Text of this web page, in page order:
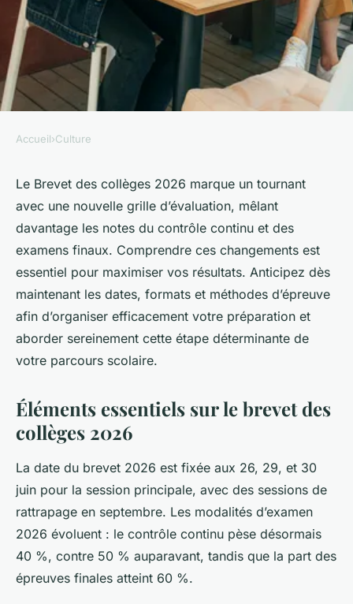
Brevet des collèges 2026 :
préparez votre réussite dès
maintenant
Edouard• 21 octobre 2025•6 min de lecture
Accueil›Culture
Le Brevet des collèges 2026 marque un tournant
avec une nouvelle grille d’évaluation, mêlant
davantage les notes du contrôle continu et des
examens finaux. Comprendre ces changements est
essentiel pour maximiser vos résultats. Anticipez dès
maintenant les dates, formats et méthodes d’épreuve
afin d’organiser efficacement votre préparation et
aborder sereinement cette étape déterminante de
votre parcours scolaire.
Éléments essentiels sur le brevet des
collèges 2026
La date du brevet 2026 est fixée aux 26, 29, et 30
juin pour la session principale, avec des sessions de
rattrapage en septembre. Les modalités d’examen
2026 évoluent : le contrôle continu pèse désormais
40 %, contre 50 % auparavant, tandis que la part des
épreuves finales atteint 60 %.